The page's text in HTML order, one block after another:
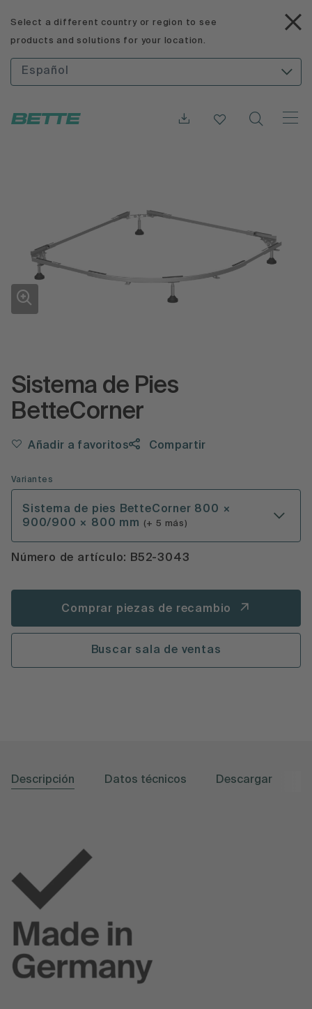
Select a different country or region to see
products and solutions for your location.
Español
Sistema de Pies
BetteCorner
Añadir a favoritos Compartir
Variantes
Sistema de pies BetteCorner 800 ×
900/900 × 800 mm
(+ 5 más)
Número de artículo: B52-3043
Comprar piezas de recambio
Buscar sala de ventas
Descripción Datos técnicos Descargar